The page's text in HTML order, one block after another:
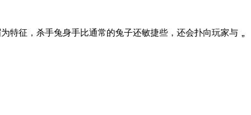
特征，杀手兔身手比通常的兔子还敏捷些，还会扑向玩家与
”